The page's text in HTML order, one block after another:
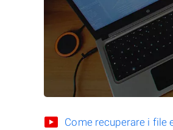
Come recuperare i file